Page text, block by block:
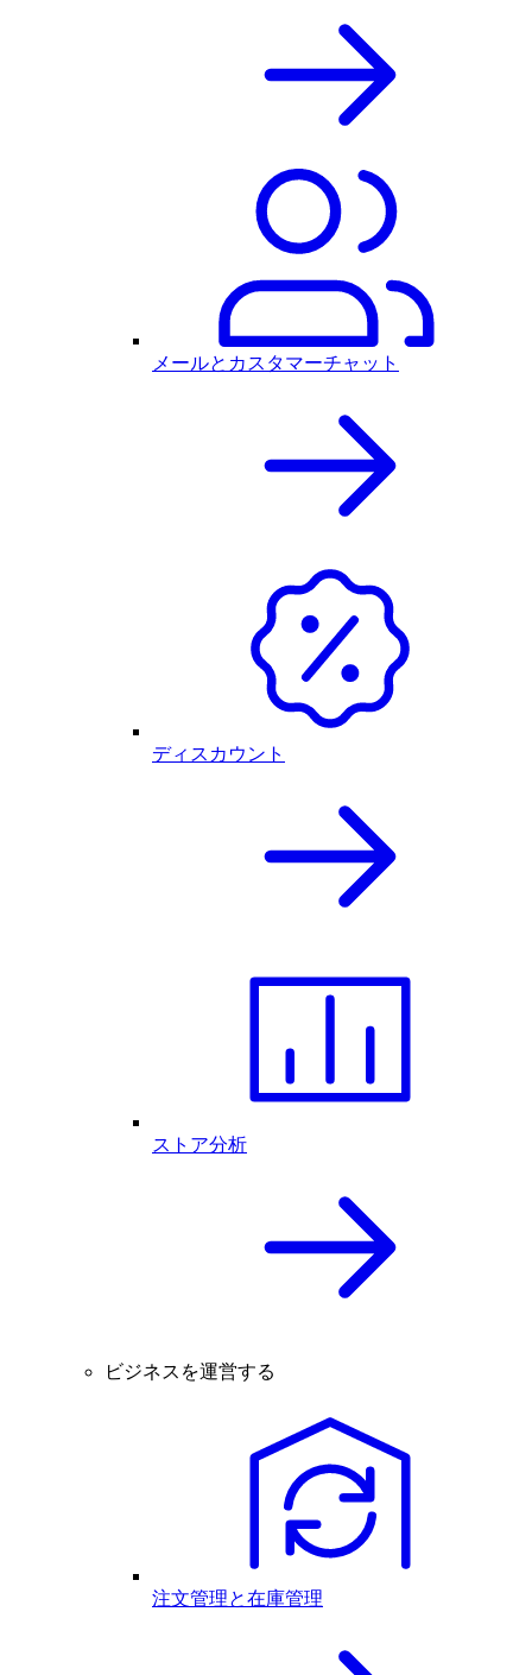
メールとカスタマーチャット
ディスカウント
ストア分析
ビジネスを運営する
注文管理と在庫管理